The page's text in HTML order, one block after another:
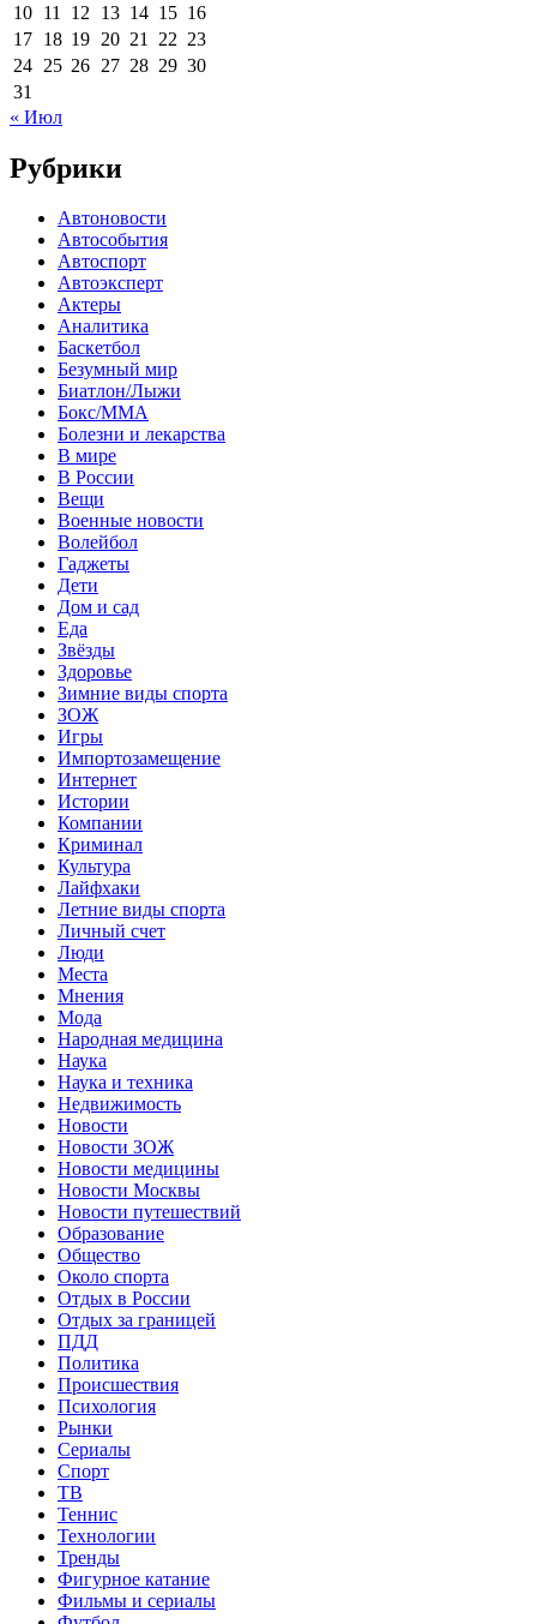
10 11 12 13 14 15 16
17 18 19 20 21 22 23
24 25 26 27 28 29 30
31
« Июл
Рубрики
Автоновости
Автособытия
Автоспорт
Автоэксперт
Актеры
Аналитика
Баскетбол
Безумный мир
Биатлон/Лыжи
Бокс/MMA
Болезни и лекарства
В мире
В России
Вещи
Военные новости
Волейбол
Гаджеты
Дети
Дом и сад
Еда
Звёзды
Здоровье
Зимние виды спорта
ЗОЖ
Игры
Импортозамещение
Интернет
Истории
Компании
Криминал
Культура
Лайфхаки
Летние виды спорта
Личный счет
Люди
Места
Мнения
Мода
Народная медицина
Наука
Наука и техника
Недвижимость
Новости
Новости ЗОЖ
Новости медицины
Новости Москвы
Новости путешествий
Образование
Общество
Около спорта
Отдых в России
Отдых за границей
ПДД
Политика
Происшествия
Психология
Рынки
Сериалы
Спорт
ТВ
Теннис
Технологии
Тренды
Фигурное катание
Фильмы и сериалы